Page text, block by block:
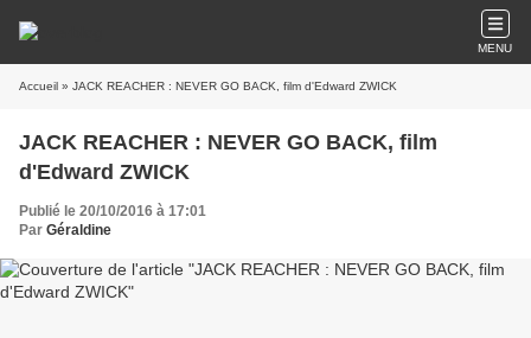
MENU
Accueil » JACK REACHER : NEVER GO BACK, film d'Edward ZWICK
JACK REACHER : NEVER GO BACK, film
d'Edward ZWICK
Publié le 20/10/2016 à 17:01
Par Géraldine